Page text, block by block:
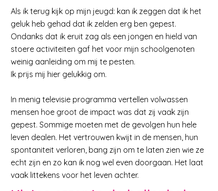
Als ik terug kijk op mijn jeugd: kan ik zeggen dat ik het
geluk heb gehad dat ik zelden erg ben gepest.
Ondanks dat ik eruit zag als een jongen en hield van
stoere activiteiten gaf het voor mijn schoolgenoten
weinig aanleiding om mij te pesten.
Ik prijs mij hier gelukkig om.
In menig televisie programma vertellen volwassen
mensen hoe groot de impact was dat zij vaak zijn
gepest. Sommige moeten met de gevolgen hun hele
leven dealen. Het vertrouwen kwijt in de mensen, hun
spontaniteit verloren, bang zijn om te laten zien wie ze
echt zijn en zo kan ik nog wel even doorgaan. Het laat
vaak littekens voor het leven achter.